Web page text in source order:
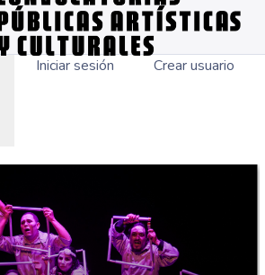
Iniciar sesión Crear usuario